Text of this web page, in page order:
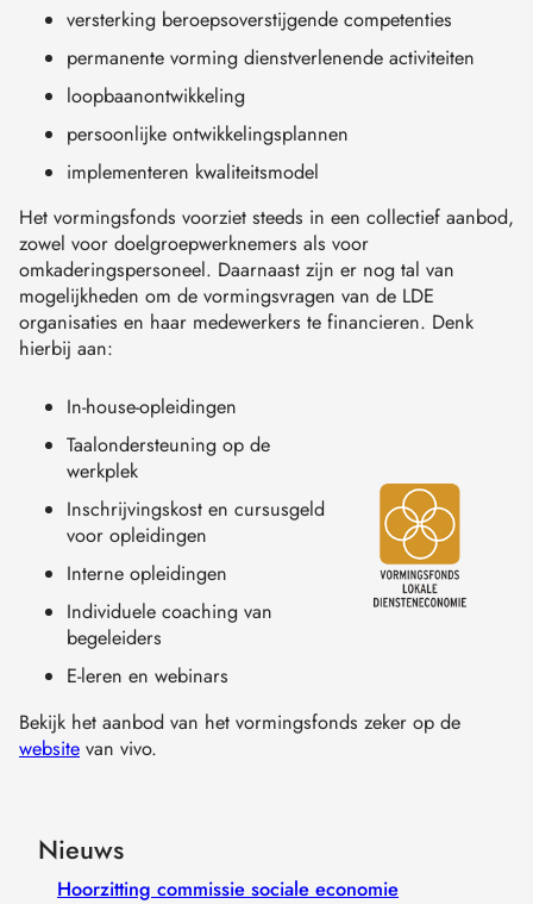
versterking beroepsoverstijgende competenties
permanente vorming dienstverlenende activiteiten
loopbaanontwikkeling
persoonlijke ontwikkelingsplannen
implementeren kwaliteitsmodel
Het vormingsfonds voorziet steeds in een collectief aanbod,
zowel voor doelgroepwerknemers als voor
omkaderingspersoneel. Daarnaast zijn er nog tal van
mogelijkheden om de vormingsvragen van de LDE
organisaties en haar medewerkers te financieren. Denk
hierbij aan:
In-house-opleidingen
Taalondersteuning op de
werkplek
Inschrijvingskost en cursusgeld
voor opleidingen
Interne opleidingen
Individuele coaching van
begeleiders
E-leren en webinars
Bekijk het aanbod van het vormingsfonds zeker op de
website van vivo.
Nieuws
Hoorzitting commissie sociale economie